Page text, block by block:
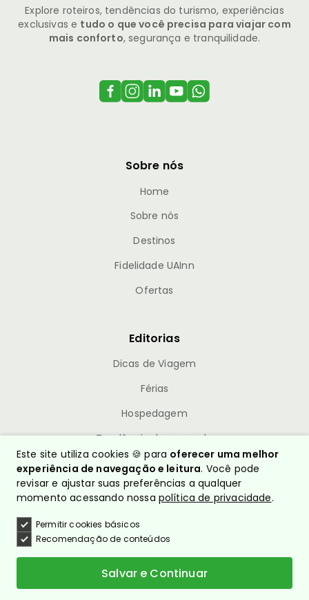
Explore roteiros, tendências do turismo, experiências
exclusivas e tudo o que você precisa para viajar com
mais conforto, segurança e tranquilidade.
Sobre nós
Home
Sobre nós
Destinos
Fidelidade UAInn
Ofertas
Editorias
Dicas de Viagem
Férias
Hospedagem
Tendência de mercado
Corporativo
Viagem
Acontece no Nacional Inn
Pacotes e Promoções
Este site utiliza cookies 🍪 para oferecer uma melhor
experiência de navegação e leitura. Você pode
revisar e ajustar suas preferências a qualquer
momento acessando nossa política de privacidade.
Permitir cookies básicos
Recomendação de conteúdos
Salvar e Continuar